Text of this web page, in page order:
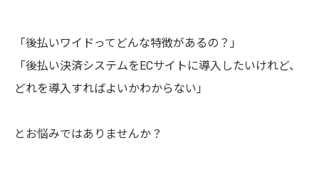
「後払いワイドってどんな特徴があるの？」
「後払い決済システムをECサイトに導入したいけれど、
どれを導入すればよいかわからない」
とお悩みではありませんか？